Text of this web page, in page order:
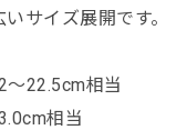
サイズ展開です。
～22.5cm相当
相当